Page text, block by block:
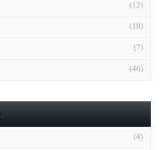
(12)
(18)
(7)
(46)
(4)